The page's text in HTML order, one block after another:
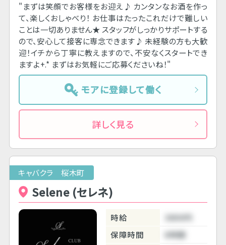
"まずは笑顔でお客様をお迎え♪ カンタンなお酒を作っ
て、楽しくおしゃべり！ お仕事はたったこれだけで難しい
ことは一切ありません★ スタッフがしっかりサポートする
ので、安心して接客に専念できます♪ 未経験の方も大歓
迎！イチから丁寧に教えますので、不安なくスタートでき
ますよ+.* まずはお気軽にご応募くださいね！"
モアに登録して働く
詳しく見る
キャバクラ 桜木町
Selene (セレネ)
時給
3800円
保障時間
6時間